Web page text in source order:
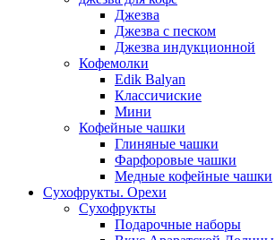
Джезва
Джезва с песком
Джезва индукционной
Кофемолки
Edik Balyan
Классичиские
Мини
Кофейные чашки
Глиняные чашки
Фарфоровые чашки
Медные кофейные чашки
Сухофрукты. Орехи
Сухофрукты
Подарочные наборы